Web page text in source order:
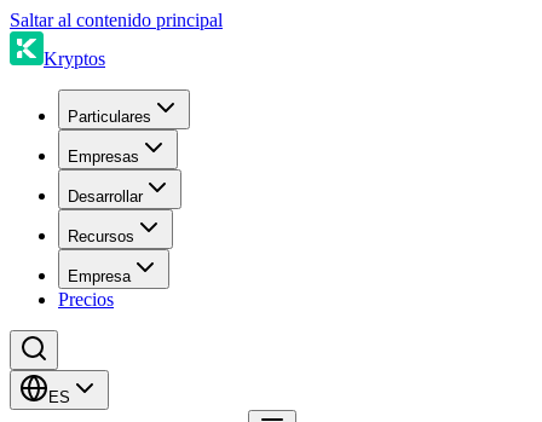
Saltar al contenido principal
Kryptos
Particulares
Empresas
Desarrollar
Recursos
Empresa
Precios
ES